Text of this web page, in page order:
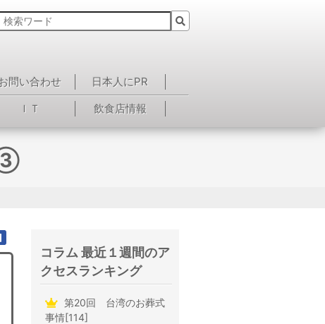
問い合わせ
日本人にPR
ＩＴ 飲食店情報
③
コラム 最近１週間のア
クセスランキング
第20回 台湾のお葬式
事情[114]